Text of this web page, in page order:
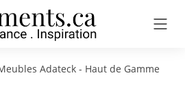
Adateck - Haut de Gamme